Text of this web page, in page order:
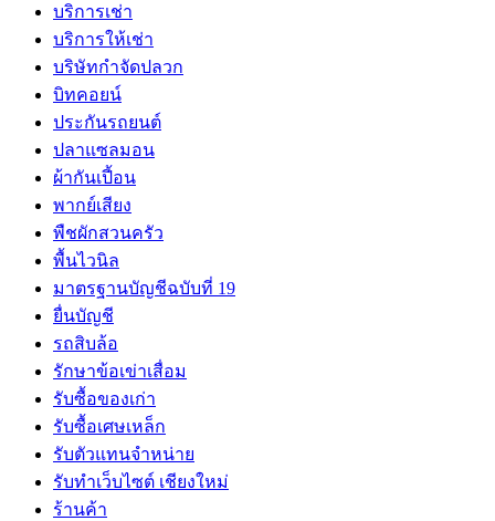
บริการเช่า
บริการให้เช่า
บริษัทกำจัดปลวก
บิทคอยน์
ประกันรถยนต์
ปลาแซลมอน
ผ้ากันเปี้อน
พากย์เสียง
พืชผักสวนครัว
พื้นไวนิล
มาตรฐานบัญชีฉบับที่ 19
ยื่นบัญชี
รถสิบล้อ
รักษาข้อเข่าเสื่อม
รับซื้อของเก่า
รับซื้อเศษเหล็ก
รับตัวแทนจำหน่าย
รับทำเว็บไซต์ เชียงใหม่
ร้านค้า